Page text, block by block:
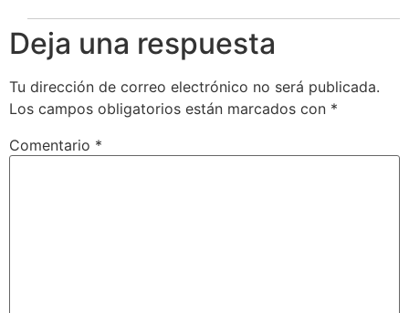
Deja una respuesta
Tu dirección de correo electrónico no será publicada.
Los campos obligatorios están marcados con *
Comentario *